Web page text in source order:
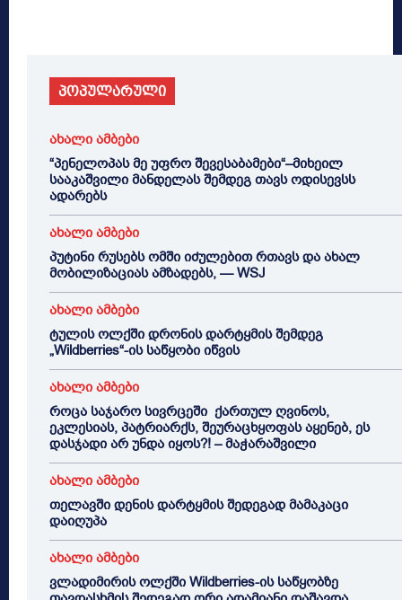
პოპულარული
ახალი ამბები
“პენელოპას მე უფრო შევესაბამები“–მიხეილ
სააკაშვილი მანდელას შემდეგ თავს ოდისევსს
ადარებს
ახალი ამბები
პუტინი რუსებს ომში იძულებით რთავს და ახალ
მობილიზაციას ამზადებს, — WSJ
ახალი ამბები
ტულის ოლქში დრონის დარტყმის შემდეგ
„Wildberries“-ის საწყობი იწვის
ახალი ამბები
როცა საჯარო სივრცეში ქართულ ღვინოს,
ეკლესიას, პატრიარქს, შეურაცხყოფას აყენებ, ეს
დასჯადი არ უნდა იყოს?! – მაჭარაშვილი
ახალი ამბები
თელავში დენის დარტყმის შედეგად მამაკაცი
დაიღუპა
ახალი ამბები
ვლადიმირის ოლქში Wildberries-ის საწყობზე